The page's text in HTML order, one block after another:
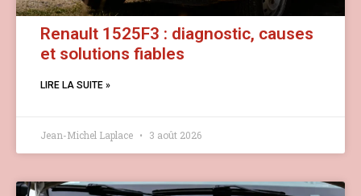
Renault 1525F3 : diagnostic, causes
et solutions fiables
LIRE LA SUITE »
Jean-Michel Laplace 3 août 2026